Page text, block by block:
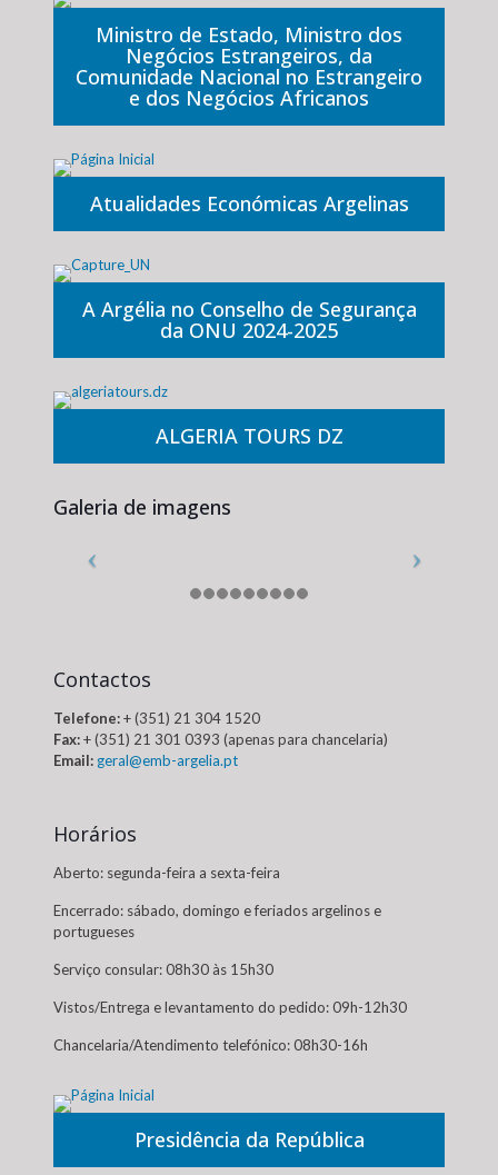
Ministro de Estado, Ministro dos
Negócios Estrangeiros, da
Comunidade Nacional no Estrangeiro
e dos Negócios Africanos
Atualidades Económicas Argelinas
A Argélia no Conselho de Segurança
da ONU 2024-2025
ALGERIA TOURS DZ
Galeria de imagens
Contactos
Telefone:+ (351) 21 304 1520
Fax:+ (351) 21 301 0393 (apenas para chancelaria)
Email: geral@emb-argelia.pt
Horários
Aberto: segunda-feira a sexta-feira
Encerrado: sábado, domingo e feriados argelinos e
portugueses
Serviço consular: 08h30 às 15h30
Vistos/Entrega e levantamento do pedido: 09h-12h30
Chancelaria/Atendimento telefónico: 08h30-16h
Presidência da República